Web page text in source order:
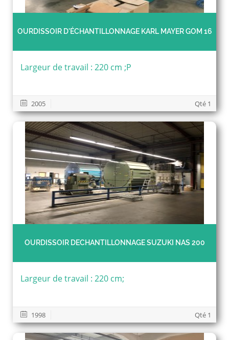
OURDISSOIR D'ÉCHANTILLONNAGE KARL MAYER GOM 16
Largeur de travail : 220 cm ;P
2005 Qté 1
OURDISSOIR DECHANTILLONNAGE SUZUKI NAS 200
Largeur de travail : 220 cm;
1998 Qté 1